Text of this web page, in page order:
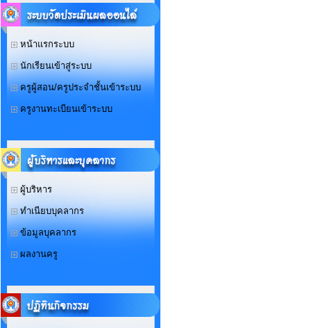
หน้าแรกระบบ
นักเรียนเข้าสู่ระบบ
ครูผู้สอน/ครูประจำชั้นเข้าระบบ
ครูงานทะเบียนเข้าระบบ
ผู้บริหาร
ทำเนียบบุคลากร
ข้อมูลบุคลากร
ผลงานครู